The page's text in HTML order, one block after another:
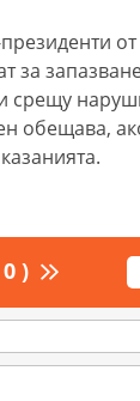
за
срещу
обещава,
)